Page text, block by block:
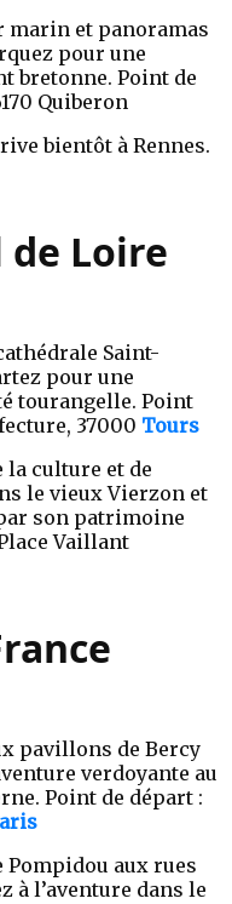
marin et panoramas
pour une
bretonne. Point de
Quiberon
bientôt à Rennes.
de Loire
Saint-
pour une
tourangelle. Point
37000 Tours
culture et de
le vieux Vierzon et
son patrimoine
Vaillant
pavillons de Bercy
verdoyante au
Point de départ :
Pompidou aux rues
à l’aventure dans le